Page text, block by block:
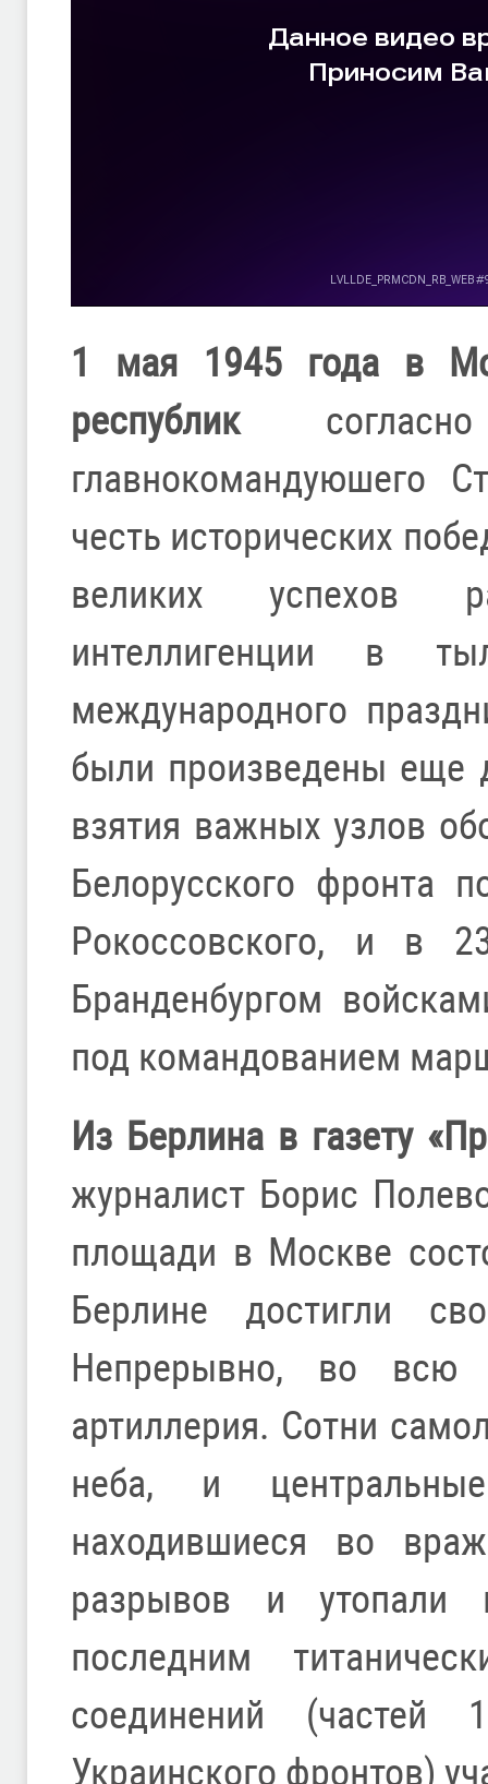
1 мая 1945 года в
республиксогласно
главнокомандуюшего
честь исторических
великих успехов
интеллигенции в
международного
были произведены еще
взятия важных узлов
Белорусского фронта
Рокоссовского, и в
Бранденбургом
под командованием
Из Берлина в газету
журналист Борис
площади в Москве
Берлине достигли
Непрерывно, во
артиллерия. Сотни
неба, и
находившиеся во
разрывов и
последним
соединений (частей
Украинского фронтов)